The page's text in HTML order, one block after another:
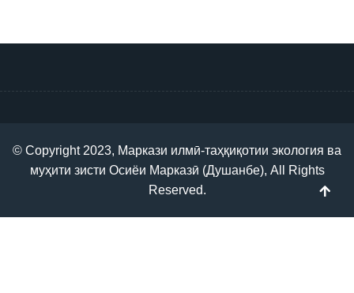
© Copyright 2023, Маркази илмӣ-таҳқиқотии экология ва
муҳити зисти Осиёи Марказӣ (Душанбе), All Rights
Reserved.